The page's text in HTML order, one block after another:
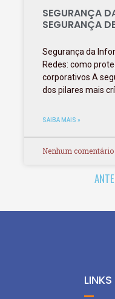
SEGURANÇA
SEGURANÇA
Segurança da
Redes: como
corporativos A
dos pilares mais
SAIBA MAIS »
Nenhum comentário